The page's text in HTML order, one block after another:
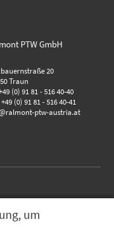
PTW GmbH
20
Traun
(0) 91 81 - 516 40-40
(0) 91 81 - 516 40-41
ptw-austria.at
um